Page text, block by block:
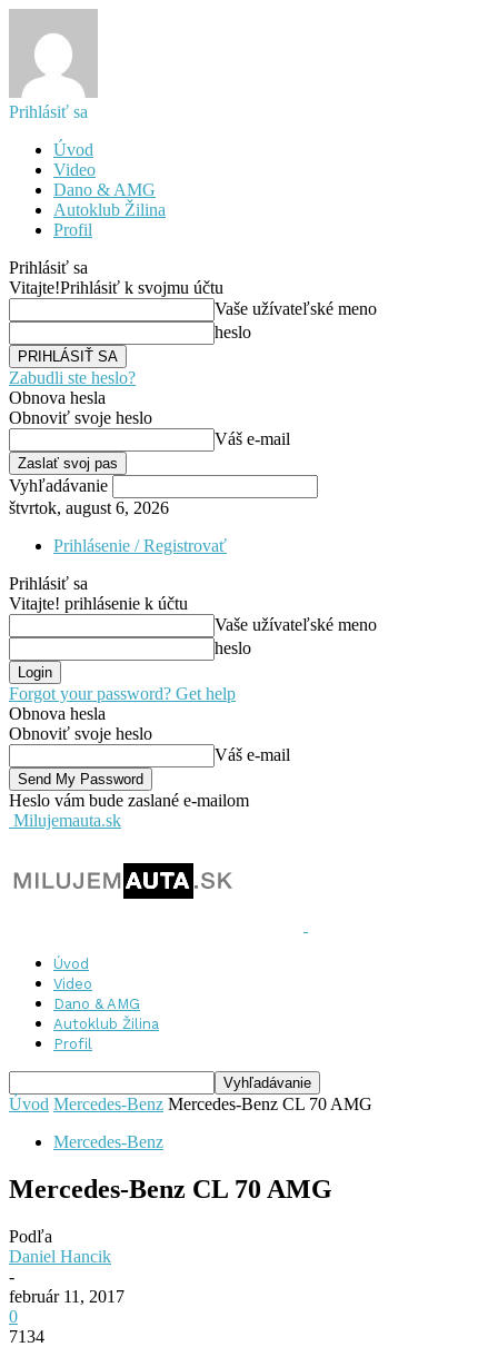
Prihlásiť sa
Úvod
Video
Dano & AMG
Autoklub Žilina
Profil
Prihlásiť sa
Vitajte!Prihlásiť k svojmu účtu
Vaše užívateľské meno
heslo
Zabudli ste heslo?
Obnova hesla
Obnoviť svoje heslo
Váš e-mail
Vyhľadávanie
štvrtok, august 6, 2026
Prihlásenie / Registrovať
Prihlásiť sa
Vitajte! prihlásenie k účtu
Vaše užívateľské meno
heslo
Forgot your password? Get help
Obnova hesla
Obnoviť svoje heslo
Váš e-mail
Heslo vám bude zaslané e-mailom
Milujemauta.sk
Úvod
Video
Dano & AMG
Autoklub Žilina
Profil
Úvod Mercedes-Benz Mercedes-Benz CL 70 AMG
Mercedes-Benz
Mercedes-Benz CL 70 AMG
Podľa
Daniel Hancik
-
február 11, 2017
0
7134